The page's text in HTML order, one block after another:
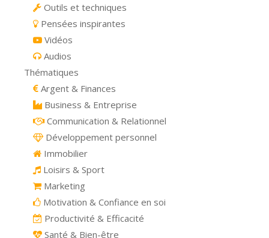
Outils et techniques
Pensées inspirantes
Vidéos
Audios
Thématiques
Argent & Finances
Business & Entreprise
Communication & Relationnel
Développement personnel
Immobilier
Loisirs & Sport
Marketing
Motivation & Confiance en soi
Productivité & Efficacité
Santé & Bien-être